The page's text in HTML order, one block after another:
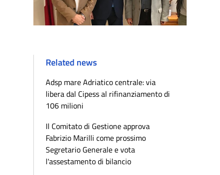
Related news
Adsp mare Adriatico centrale: via
libera dal Cipess al rifinanziamento di
106 milioni
Il Comitato di Gestione approva
Fabrizio Marilli come prossimo
Segretario Generale e vota
l'assestamento di bilancio